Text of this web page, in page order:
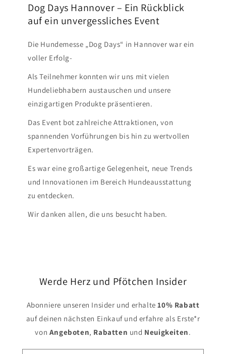
Dog Days Hannover – Ein Rückblick
auf ein unvergessliches Event
Die Hundemesse „Dog Days“ in Hannover war ein
voller Erfolg-
Als Teilnehmer konnten wir uns mit vielen
Hundeliebhabern austauschen und unsere
einzigartigen Produkte präsentieren.
Das Event bot zahlreiche Attraktionen, von
spannenden Vorführungen bis hin zu wertvollen
Expertenvorträgen.
Es war eine großartige Gelegenheit, neue Trends
und Innovationen im Bereich Hundeausstattung
zu entdecken.
Wir danken allen, die uns besucht haben.
Werde Herz und Pfötchen Insider
Abonniere unseren Insider und erhalte10% Rabatt
auf deinen nächsten Einkauf und erfahre als Erste*r
von Angeboten, Rabatten und Neuigkeiten.